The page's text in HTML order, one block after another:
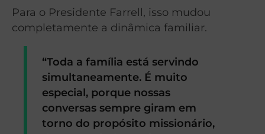
Para o Presidente Farrell, isso mudou
completamente a dinâmica familiar.
“Toda a família está servindo
simultaneamente. É muito
especial, porque nossas
conversas sempre giram em
torno do propósito missionário,